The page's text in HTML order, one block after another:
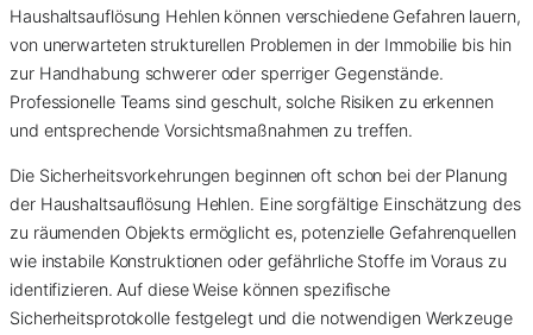
Haushaltsauflösung Hehlen können verschiedene Gefahren lauern,
von unerwarteten strukturellen Problemen in der Immobilie bis hin
zur Handhabung schwerer oder sperriger Gegenstände.
Professionelle Teams sind geschult, solche Risiken zu erkennen
und entsprechende Vorsichtsmaßnahmen zu treffen.
Die Sicherheitsvorkehrungen beginnen oft schon bei der Planung
der Haushaltsauflösung Hehlen. Eine sorgfältige Einschätzung des
zu räumenden Objekts ermöglicht es, potenzielle Gefahrenquellen
wie instabile Konstruktionen oder gefährliche Stoffe im Voraus zu
identifizieren. Auf diese Weise können spezifische
Sicherheitsprotokolle festgelegt und die notwendigen Werkzeuge